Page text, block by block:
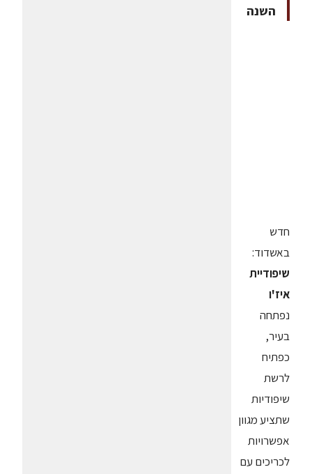
השנה
חדש
באשדוד:
שיפודיית
איז'ו
נפתחה
בעיר,
כפתיח
לרשת
שיפודיות
שתציע מגוון
אפשרויות
לכריכים עם